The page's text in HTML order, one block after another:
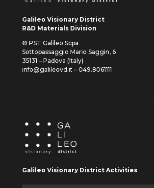
Galileo Visionary District
R&D Materials Division
© PST Galileo Scpa
Sottopassaggio Mario Saggin, 6
35131 – Padova (Italy)
info@galileovd.it – 049.8061111
Galileo Visionary District Activities